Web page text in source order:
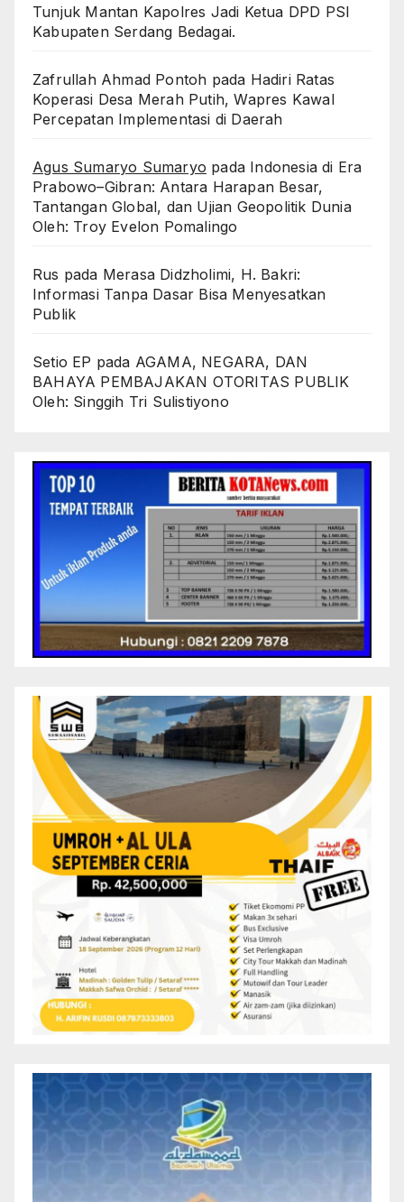
Tunjuk Mantan Kapolres Jadi Ketua DPD PSI
Kabupaten Serdang Bedagai. ‎ ‎
Zafrullah Ahmad Pontoh pada Hadiri Ratas
Koperasi Desa Merah Putih, Wapres Kawal
Percepatan Implementasi di Daerah
Agus Sumaryo Sumaryo pada Indonesia di Era
Prabowo–Gibran: Antara Harapan Besar,
Tantangan Global, dan Ujian Geopolitik Dunia
Oleh: Troy Evelon Pomalingo
Rus pada Merasa Didzholimi, H. Bakri:
Informasi Tanpa Dasar Bisa Menyesatkan
Publik
Setio EP pada AGAMA, NEGARA, DAN
BAHAYA PEMBAJAKAN OTORITAS PUBLIK
Oleh: Singgih Tri Sulistiyono